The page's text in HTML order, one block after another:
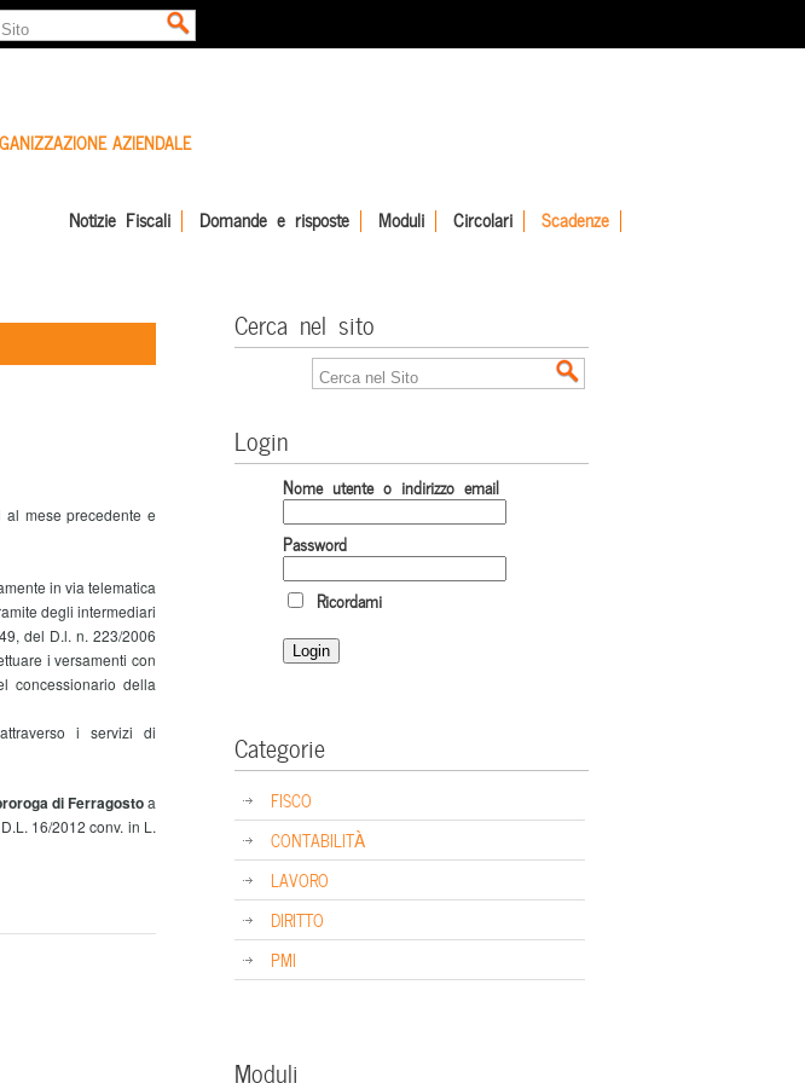
AZIENDALE
Notizie Fiscali Domande e risposte Moduli Circolari Scadenze
al mese precedente e
in via telematica
degli intermediari
del D.l. n. 223/2006
i versamenti con
concessionario della
i servizi di
di Ferragostoa
16/2012 conv. in L.
Cerca nel sito
Login
Nome utente o indirizzo email
Password
Ricordami
Categorie
FISCO
CONTABILITÀ
LAVORO
DIRITTO
PMI
Moduli